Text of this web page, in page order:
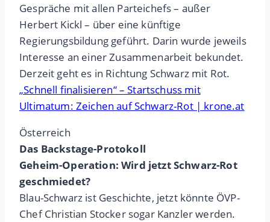
Gespräche mit allen Parteichefs – außer
Herbert Kickl – über eine künftige
Regierungsbildung geführt. Darin wurde jeweils
Interesse an einer Zusammenarbeit bekundet.
Derzeit geht es in Richtung Schwarz mit Rot.
„Schnell finalisieren“ – Startschuss mit
Ultimatum: Zeichen auf Schwarz-Rot | krone.at
Österreich
Das Backstage-Protokoll
Geheim-Operation: Wird jetzt Schwarz-Rot
geschmiedet?
Blau-Schwarz ist Geschichte, jetzt könnte ÖVP-
Chef Christian Stocker sogar Kanzler werden.